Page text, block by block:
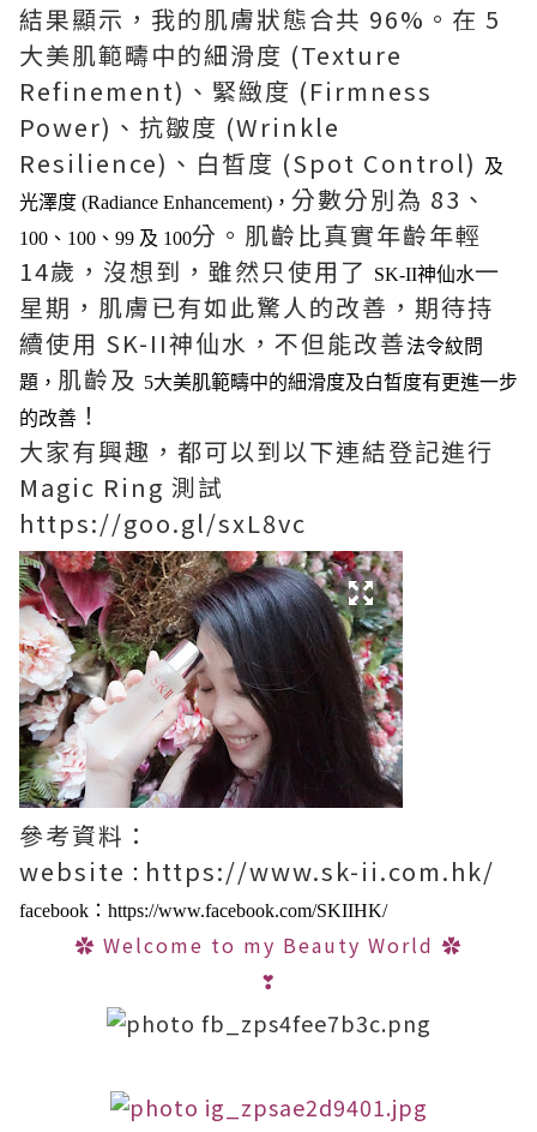
結果顯示，我的肌膚狀態合共 96%。在 5
大美肌範疇中的細滑度 (Texture
Refinement)、緊緻度 (Firmness
Power)、抗皺度 (Wrinkle
Resilience)、白晳度 (Spot Control)
及
光澤度 (Radiance Enhancement)， 分數分別為 83、
100、 100、 99 及 100分。肌齡比真實年齡年輕
14歲，沒想到，雖然只使用了
SK-II神仙水一
星期，肌膚已有如此驚人的改善，期待持
續使用 SK-II神仙水，不但能改善法令紋問
題， 肌齡及 5大美肌範疇中的細滑度及白晳度有更進一步
的改善 ！
大家有興趣，都可以到以下連結登記進行
Magic Ring 測試
https://goo.gl/sxL8vc
參考資料：
website ： https://www.sk-ii.com.hk/
facebook：https://www.facebook.com/SKIIHK/
✿ Welcome to my Beauty World ✿
❣